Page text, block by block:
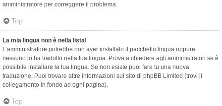
amministratore per correggere il problema.
Top
La mia lingua non è nella lista!
L’amministratore potrebbe non aver installato il pacchetto lingua oppure
nessuno lo ha tradotto nella tua lingua. Prova a chiedere agli amministratori se è
possibile installare la tua lingua. Se non esiste puoi fare tu una nuova
traduzione. Puoi trovare altre informazioni sul sito di phpBB Limited (trovi il
collegamento in fondo ad ogni pagina).
Top